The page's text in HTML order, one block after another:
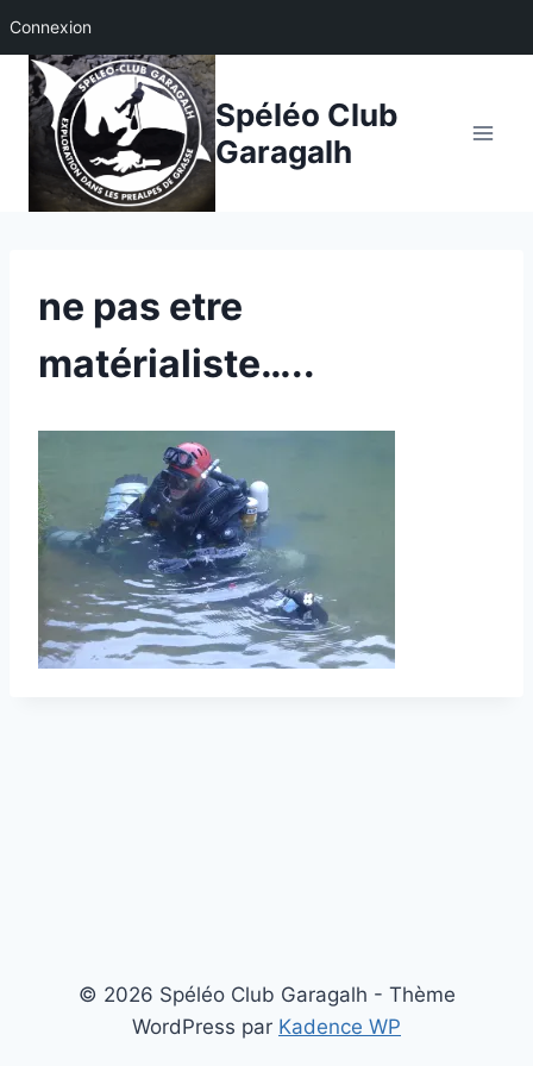
Connexion
Aller
contenu
Spéléo Club
Garagalh
ne pas etre
matérialiste…..
© 2026 Spéléo Club Garagalh - Thème
WordPress par Kadence WP